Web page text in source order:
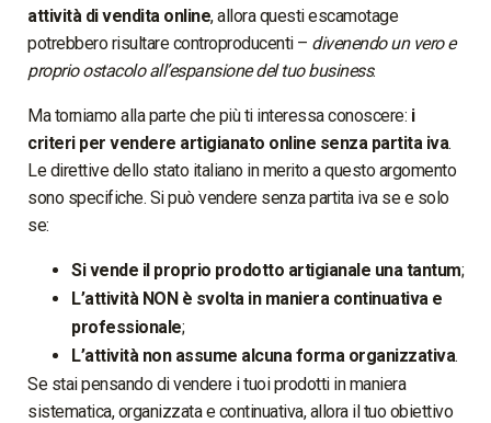
attività di vendita online, allora questi escamotage
potrebbero risultare controproducenti – divenendo un vero e
proprio ostacolo all’espansione del tuo business.
Ma torniamo alla parte che più ti interessa conoscere: i
criteri per vendere artigianato online senza partita iva.
Le direttive dello stato italiano in merito a questo argomento
sono specifiche. Si può vendere senza partita iva se e solo
se:
Si vende il proprio prodotto artigianale una tantum;
L’attività NON è svolta in maniera continuativa e
professionale;
L’attività non assume alcuna forma organizzativa.
Se stai pensando di vendere i tuoi prodotti in maniera
sistematica, organizzata e continuativa, allora il tuo obiettivo